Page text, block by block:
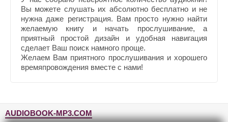
Вы можете слушать их абсолютно бесплатно и не
нужна даже регистрация. Вам просто нужно найти
желаемую книгу и начать прослушивание, а
приятный простой дизайн и удобная навигация
сделает Ваш поиск намного проще.
Желаем Вам приятного прослушивания и хорошего
времяпровождения вместе с нами!
AUDIOBOOK-MP3.COM